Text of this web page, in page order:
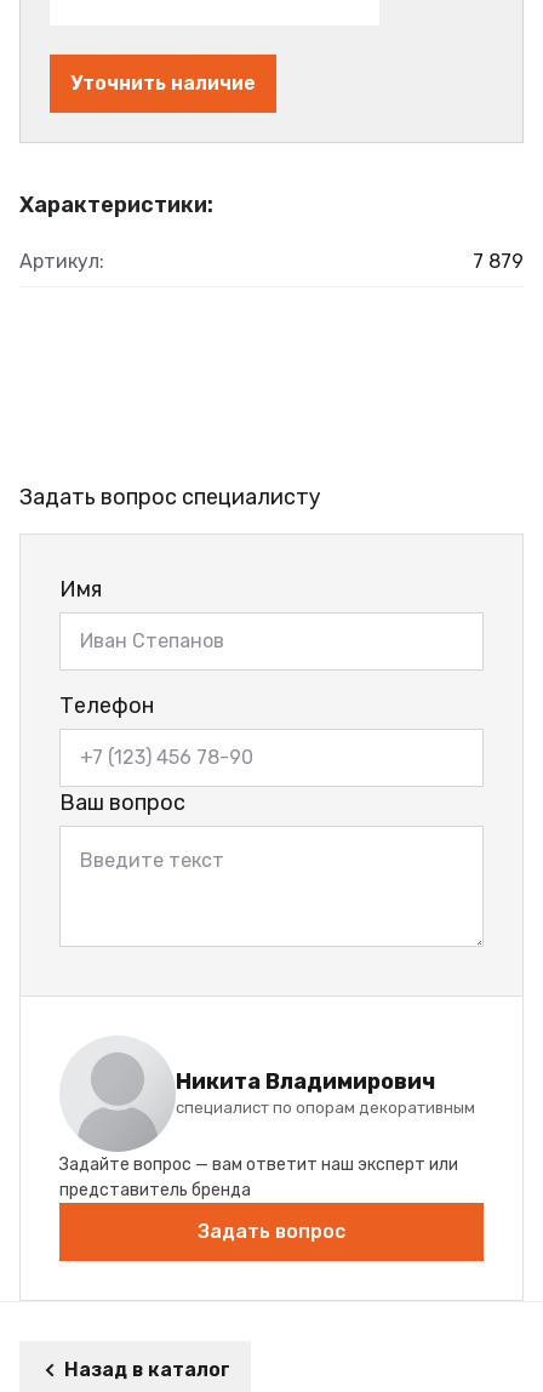
Характеристики:
Артикул: 7 879
Уточнить наличие
Задать вопрос специалисту
Имя
Телефон
Ваш вопрос
Никита Владимирович
специалист по опорам декоративным
Задайте вопрос — вам ответит наш эксперт или
представитель бренда
Задать вопрос
Назад в каталог